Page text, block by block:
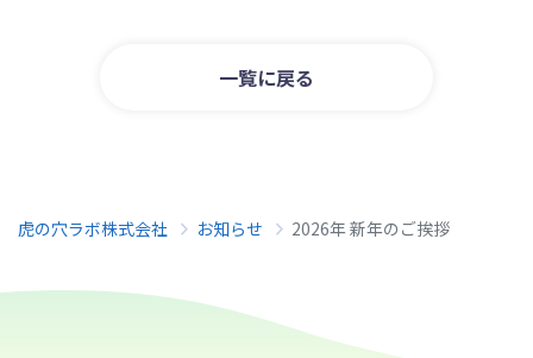
一覧に戻る
虎の穴ラボ株式会社 お知らせ 2026年 新年のご挨拶